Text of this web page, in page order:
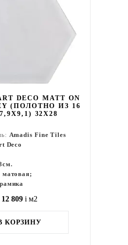
DECO MATT ON
(ПОЛОТНО ИЗ 16
32X28
Amadis Fine Tiles
Deco
матовая;
12 809 i м2
КОРЗИНУ